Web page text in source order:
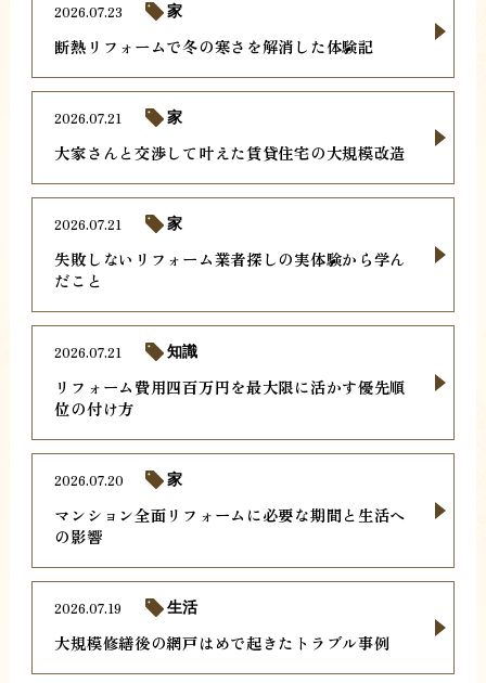
断熱リフォームで冬の寒さを解消した体験記
2026.07.23 家
大家さんと交渉して叶えた賃貸住宅の大規模改造
2026.07.21 家
失敗しないリフォーム業者探しの実体験から学ん
だこと
2026.07.21 家
リフォーム費用四百万円を最大限に活かす優先順
位の付け方
2026.07.21 知識
マンション全面リフォームに必要な期間と生活へ
の影響
2026.07.20 家
大規模修繕後の網戸はめで起きたトラブル事例
2026.07.19 生活